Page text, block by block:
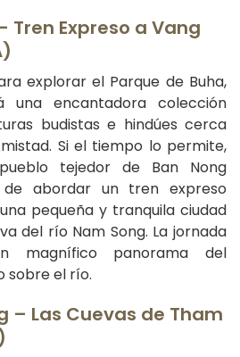
Tren Expreso a Vang
explorar el Parque de Buha,
una encantadora colección
budistas e hindúes cerca
Si el tiempo lo permite,
tejedor de Ban Nong
de abordar un tren expreso
pequeña y tranquila ciudad
del río Nam Song. La jornada
magnífico panorama del
sobre el río.
– Las Cuevas de Tham